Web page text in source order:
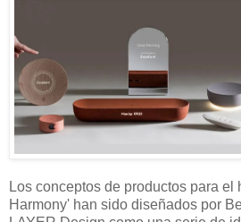
Los conceptos de productos para
Harmony' han sido diseñados por